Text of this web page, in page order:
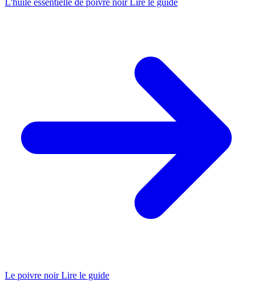
L'huile essentielle de poivre noir Lire le guide
Le poivre noir Lire le guide